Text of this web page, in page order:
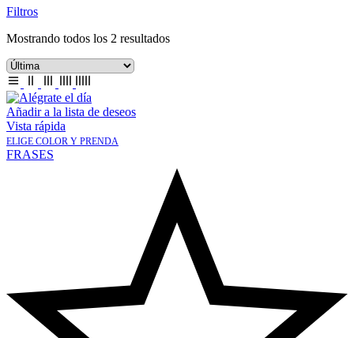
Filtros
Mostrando todos los 2 resultados
Añadir a la lista de deseos
Vista rápida
ELIGE COLOR Y PRENDA
FRASES